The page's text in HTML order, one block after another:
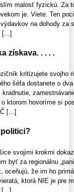
malosť fyzickú. Za
je. Viete. Ten
na dohody za
[...]
získava. . . . .
kritizujete svojho
šéfa dostanete o
o ktorom hovoríme si
[...]
svojimi krokmi
byť za regionálnu
oceňujú, že im ho
ktorá NIE je pre
[...]